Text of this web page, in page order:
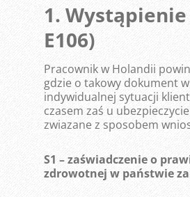
1.
E106)
Pracownik w Holandii
gdzie o takowy dokument
indywidualnej sytuacji
czasem zaś u
zwiazane z sposobem
S1 – zaświadczenie o
zdrowotnej w państwie